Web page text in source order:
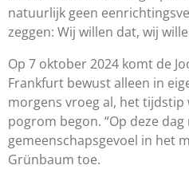
natuurlijk geen
zeggen: Wij willen dat, wij
Op 7 oktober 2024 komt de
Frankfurt bewust alleen in
morgens vroeg al, het tijdstip
pogrom begon. “Op deze
gemeenschapsgevoel in het
Grünbaum toe.